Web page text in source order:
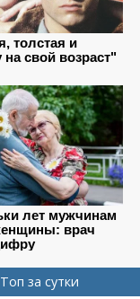
Топ за сутки